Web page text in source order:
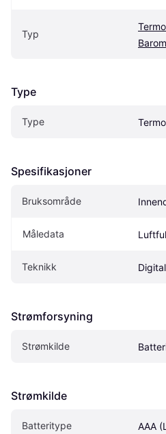
Typ
Type
Type
Spesifikasjoner
Bruksområde
Måledata
Teknikk Digital
Strømforsyning
Strømkilde
Strømkilde
Batteritype AAA